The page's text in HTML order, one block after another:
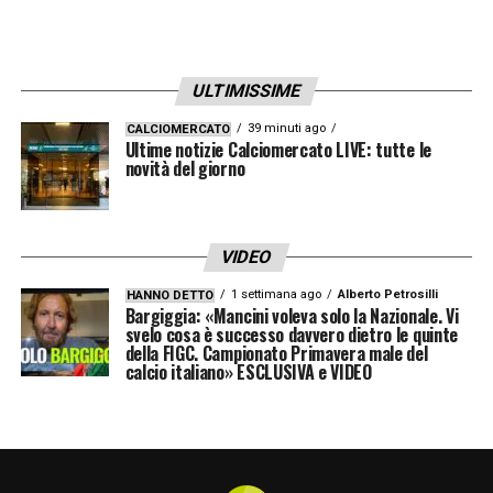
può costruire un Napoli competitivo anche
per le prossime stagioni.
LA PLAYLIST DELLE NOSTRE TOP NEWS
ULTIMISSIME
CALCIOMERCATO 39 minuti ago
Ultime notizie Calciomercato LIVE: tutte le
novità del giorno
VIDEO
HANNO DETTO 1 settimana ago Alberto Petrosilli
Bargiggia: «Mancini voleva solo la Nazionale. Vi
svelo cosa è successo davvero dietro le quinte
della FIGC. Campionato Primavera male del
calcio italiano» ESCLUSIVA e VIDEO